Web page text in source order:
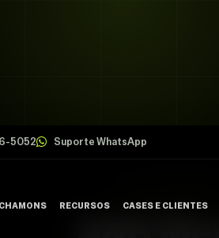
5052 Suporte WhatsApp
RECURSOS CASES E CLIENTES